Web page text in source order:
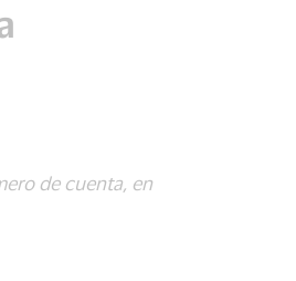
de cuenta, en